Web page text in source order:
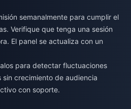
semanalmente para cumplir el
Verifique que tenga una sesión
El panel se actualiza con un
para detectar fluctuaciones
sin crecimiento de audiencia
con soporte.